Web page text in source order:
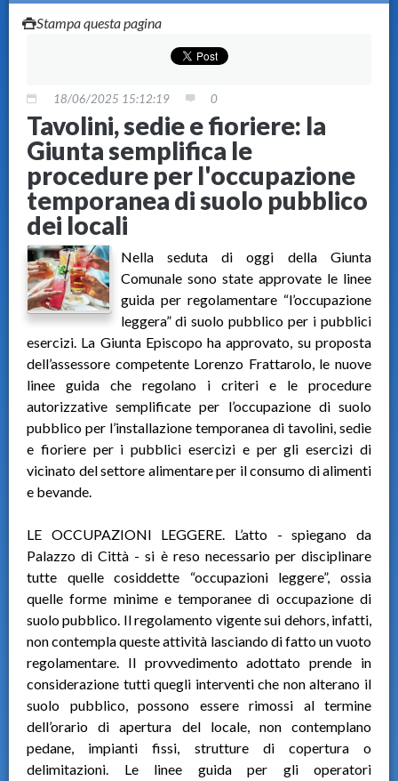
Stampa questa pagina
18/06/2025 15:12:19 0
Tavolini, sedie e fioriere: la
Giunta semplifica le
procedure per l'occupazione
temporanea di suolo pubblico
dei locali
Nella seduta di oggi della Giunta
Comunale sono state approvate le linee
guida per regolamentare “l’occupazione
leggera” di suolo pubblico per i pubblici
esercizi. La Giunta Episcopo ha approvato, su proposta
dell’assessore competente Lorenzo Frattarolo, le nuove
linee guida che regolano i criteri e le procedure
autorizzative semplificate per l’occupazione di suolo
pubblico per l’installazione temporanea di tavolini, sedie
e fioriere per i pubblici esercizi e per gli esercizi di
vicinato del settore alimentare per il consumo di alimenti
e bevande.
LE OCCUPAZIONI LEGGERE. L’atto - spiegano da
Palazzo di Città - si è reso necessario per disciplinare
tutte quelle cosiddette “occupazioni leggere”, ossia
quelle forme minime e temporanee di occupazione di
suolo pubblico. Il regolamento vigente sui dehors, infatti,
non contempla queste attività lasciando di fatto un vuoto
regolamentare. Il provvedimento adottato prende in
considerazione tutti quegli interventi che non alterano il
suolo pubblico, possono essere rimossi al termine
dell’orario di apertura del locale, non contemplano
pedane, impianti fissi, strutture di copertura o
delimitazioni. Le linee guida per gli operatori